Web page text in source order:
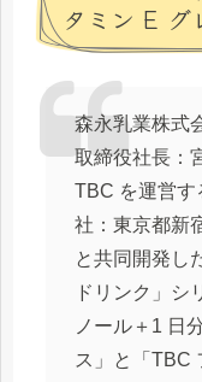
タミン E グ
森永乳業株式
取締役社長：
TBC を運営す
社：東京都新
と共同開発し
ドリンク」シ
ノール＋1 日
ス」と「TBC